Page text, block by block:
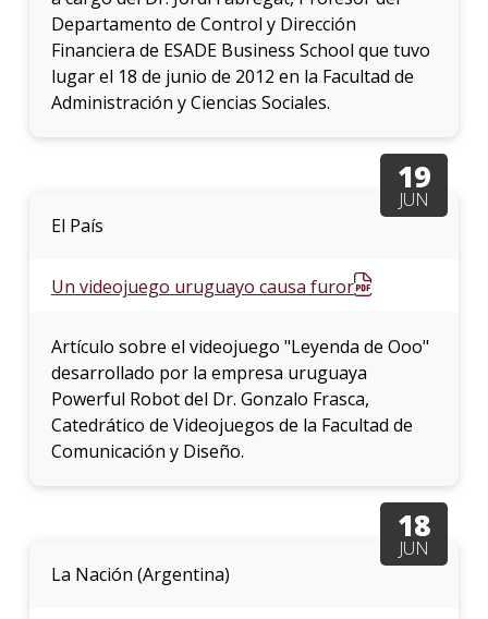
Departamento de Control y Dirección
Financiera de ESADE Business School que tuvo
lugar el 18 de junio de 2012 en la Facultad de
Administración y Ciencias Sociales.
19
JUN
El País
Un videojuego uruguayo causa furor
Artículo sobre el videojuego "Leyenda de Ooo"
desarrollado por la empresa uruguaya
Powerful Robot del Dr. Gonzalo Frasca,
Catedrático de Videojuegos de la Facultad de
Comunicación y Diseño.
18
JUN
La Nación (Argentina)